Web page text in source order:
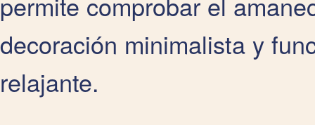
decoración minimalista y
relajante.